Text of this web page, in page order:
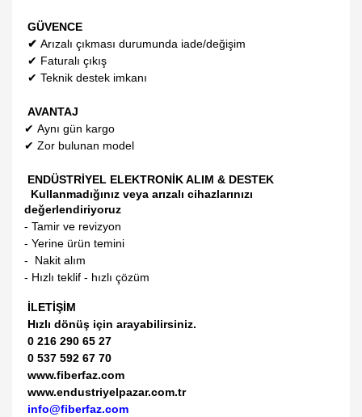
GÜVENCE
✔ Arızalı çıkması durumunda iade/değişim
✔ Faturalı çıkış
✔ Teknik destek imkanı
AVANTAJ
✔ Aynı gün kargo
✔ Zor bulunan model
ENDÜSTRİYEL ELEKTRONİK ALIM & DESTEK
Kullanmadığınız veya arızalı cihazlarınızı
değerlendiriyoruz
- Tamir ve revizyon
- Yerine ürün temini
- Nakit alım
- Hızlı teklif - hızlı çözüm
İLETİŞİM
Hızlı dönüş için arayabilirsiniz.
0 216 290 65 27
0 537 592 67 70
www.fiberfaz.com
www.endustriyelpazar.com.tr
info@fiberfaz.com